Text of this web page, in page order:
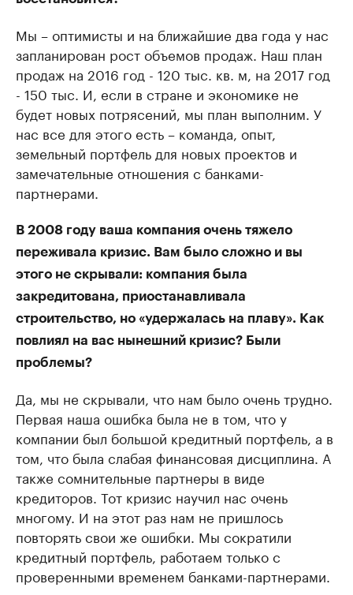
Мы – оптимисты и на ближайшие два года у нас
запланирован рост объемов продаж. Наш план
продаж на 2016 год - 120 тыс. кв. м, на 2017 год
- 150 тыс. И, если в стране и экономике не
будет новых потрясений, мы план выполним. У
нас все для этого есть – команда, опыт,
земельный портфель для новых проектов и
замечательные отношения с банками-
партнерами.
В 2008 году ваша компания очень тяжело
переживала кризис. Вам было сложно и вы
этого не скрывали: компания была
закредитована, приостанавливала
строительство, но «удержалась на плаву». Как
повлиял на вас нынешний кризис? Были
проблемы?
Да, мы не скрывали, что нам было очень трудно.
Первая наша ошибка была не в том, что у
компании был большой кредитный портфель, а в
том, что была слабая финансовая дисциплина. А
также сомнительные партнеры в виде
кредиторов. Тот кризис научил нас очень
многому. И на этот раз нам не пришлось
повторять свои же ошибки. Мы сократили
кредитный портфель, работаем только с
проверенными временем банками-партнерами.